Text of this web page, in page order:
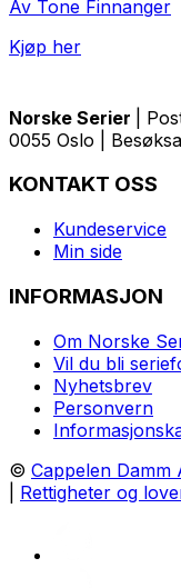
Av Tone Finnanger
Kjøp her
Norske Serier
|
0055 Oslo |
KONTAKT OSS
Kundeservice
Min side
INFORMASJON
Om Norske
Vil du bli
Nyhetsbrev
Personvern
© Cappelen Damm
Rettigheter og